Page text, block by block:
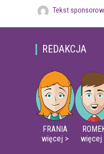
Tekst
REDAKCJA
FRANIA
więcej >
więcej